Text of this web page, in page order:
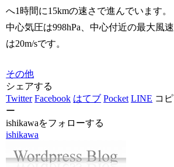
へ1時間に15kmの速さで進んでいます。
中心気圧は998hPa、中心付近の最大風速
は20m/sです。
その他
シェアする
Twitter Facebook はてブ Pocket LINE コピ
ー
ishikawaをフォローする
ishikawa